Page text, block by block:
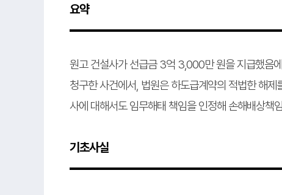
요약
원고 건설사가 선급금 3억 3,000만 원을 지급했음
청구한 사건에서, 법원은 하도급계약의 적법한 해
사에 대해서도 임무해태 책임을 인정해 손해배상책
기초사실